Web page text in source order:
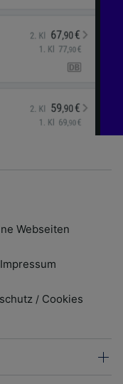
Webseiten
Impressum
/ Cookies